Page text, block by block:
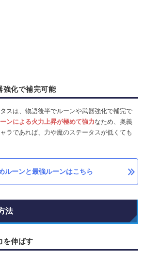
強化で補完可能
スは、物語後半でルーンや武器強化で補完で
ンによる火力上昇が極めて強力なため、奥義
ラであれば、力や魔のステータスが低くても
ルーンと最強ルーンはこちら
法
を伸ばす